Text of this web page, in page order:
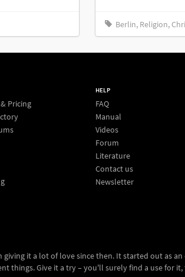
Berlin, Religion,
Pricing
HELP
FAQ
Manual
Videos
Forum
Literature
Contact us
Newsletter
giving it a lot of love since then. It started out as
things. Give it a try – you'll surely find a use for it,